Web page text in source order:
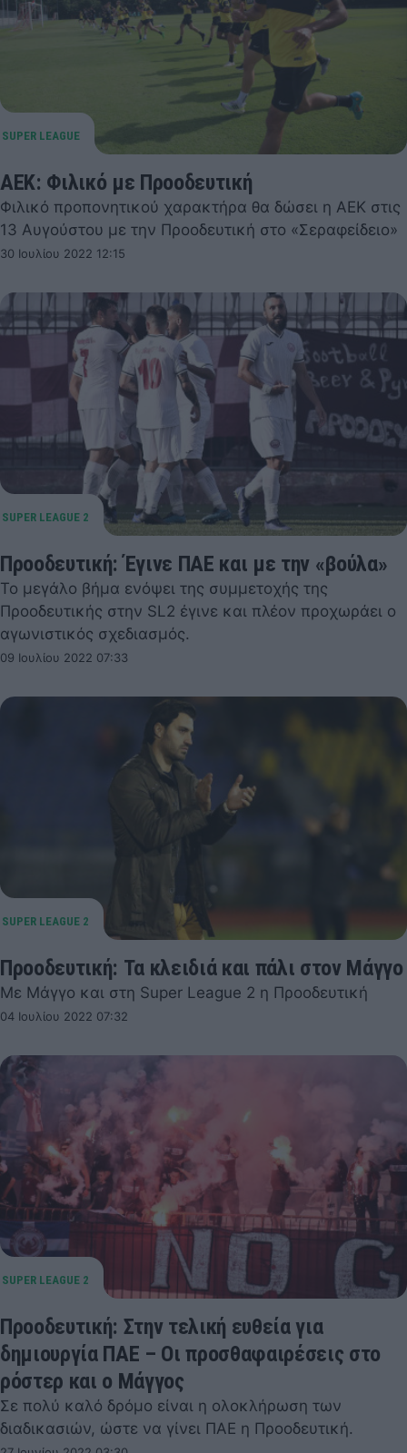
ΑΕΚ: Φιλικό με Προοδευτική
Φιλικό προπονητικού χαρακτήρα θα δώσει η ΑΕΚ στις
13 Αυγούστου με την Προοδευτική στο «Σεραφείδειο»
30 Ιουλίου 2022 12:15
Προοδευτική: Έγινε ΠΑΕ και με την «βούλα»
Το μεγάλο βήμα ενόψει της συμμετοχής της
Προοδευτικής στην SL2 έγινε και πλέον προχωράει ο
αγωνιστικός σχεδιασμός.
09 Ιουλίου 2022 07:33
Προοδευτική: Τα κλειδιά και πάλι στον Μάγγο
Με Μάγγο και στη Super League 2 η Προοδευτική
04 Ιουλίου 2022 07:32
Προοδευτική: Στην τελική ευθεία για
δημιουργία ΠΑΕ – Οι προσθαφαιρέσεις στο
ρόστερ και ο Μάγγος
Σε πολύ καλό δρόμο είναι η ολοκλήρωση των
διαδικασιών, ώστε να γίνει ΠΑΕ η Προοδευτική.